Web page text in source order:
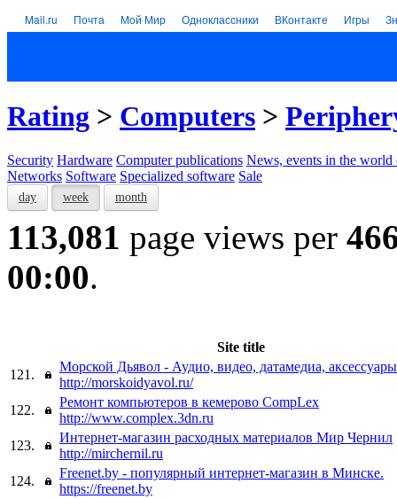
Mail.ru Почта Мой Мир Одноклассники ВКонтакте Игры
Rating > Computers >
Security Hardware Computer publications News, events in the world
Networks Software Specialized software Sale
day week month
113,081 page views per
00:00.
Site title
121.
Морской Дьявол - Аудио, видео, датамедиа, аксессуары
http://morskoidyavol.ru/
122.
Ремонт компьютеров в кемерово CompLex
http://www.complex.3dn.ru
123.
Интернет-магазин расходных материалов Мир Чернил
http://mirchernil.ru
124.
Freenet.by - популярный интернет-магазин в Минске.
https://freenet.by